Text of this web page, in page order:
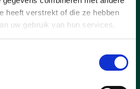
heeft verstrekt of die ze hebben
uw gebruik van hun services.